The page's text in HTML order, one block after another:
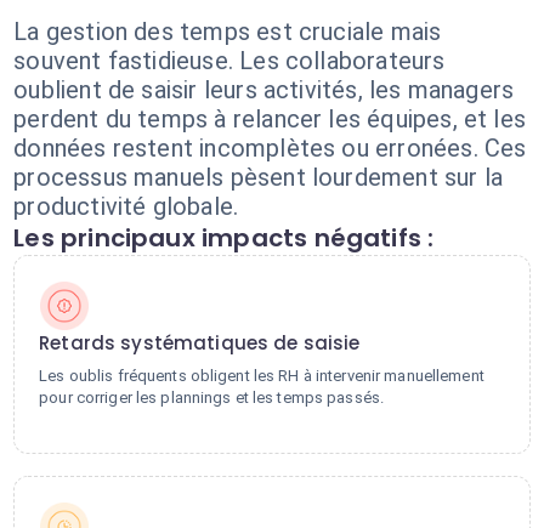
La gestion des temps est cruciale mais
souvent fastidieuse. Les collaborateurs
oublient de saisir leurs activités, les managers
perdent du temps à relancer les équipes, et les
données restent incomplètes ou erronées. Ces
processus manuels pèsent lourdement sur la
productivité globale.
Les principaux impacts négatifs :
Retards systématiques de saisie
Les oublis fréquents obligent les RH à intervenir manuellement
pour corriger les plannings et les temps passés.